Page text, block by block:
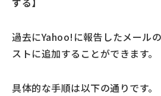
過去にYahoo!に報告したメール
ストに追加することができます。
具体的な手順は以下の通りです。